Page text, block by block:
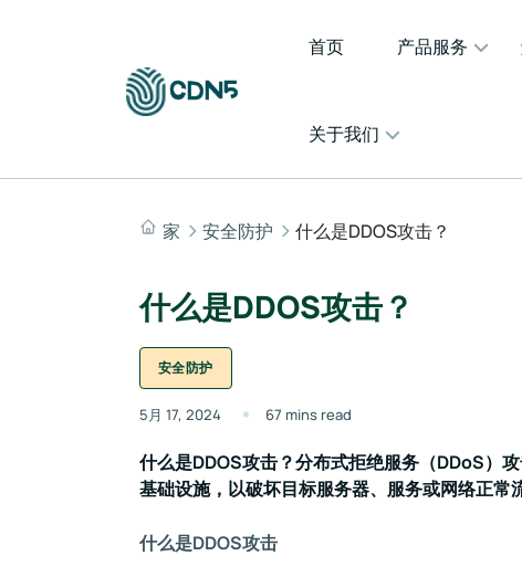
首页 产品服务
关于我们
家 安全防护 什么是DDOS攻击？
什么是DDOS攻击？
安全防护
5月 17, 2024 67 mins read
什么是DDOS攻击？分布式拒绝服务（DDoS）
基础设施，以破坏目标服务器、服务或网络正常
什么是DDOS攻击